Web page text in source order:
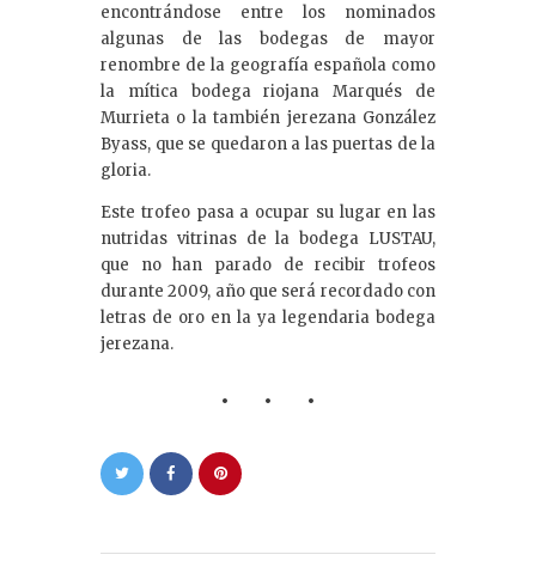
encontrándose entre los nominados
algunas de las bodegas de mayor
renombre de la geografía española como
la mítica bodega riojana Marqués de
Murrieta o la también jerezana González
Byass, que se quedaron a las puertas de la
gloria.
Este trofeo pasa a ocupar su lugar en las
nutridas vitrinas de la bodega LUSTAU,
que no han parado de recibir trofeos
durante 2009, año que será recordado con
letras de oro en la ya legendaria bodega
jerezana.